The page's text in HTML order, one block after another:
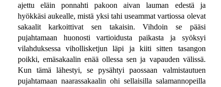
ajettu eläin ponnahti pakoon aivan lauman edestä ja
hyökkäsi aukealle, mistä yksi tahi useammat vartiossa olevat
sakaalit karkoittivat sen takaisin. Vihdoin se pääsi
pujahtamaan huonosti vartioidusta paikasta ja syöksyi
vilahduksessa vihollisketjun läpi ja kiiti sitten tasangon
poikki, emäsakaalin enää ollessa sen ja vapauden välissä.
Kun tämä lähestyi, se pysähtyi paossaan valmistautuen
pujahtamaan naarassakaalin ohi sellaisilla salamannopeilla